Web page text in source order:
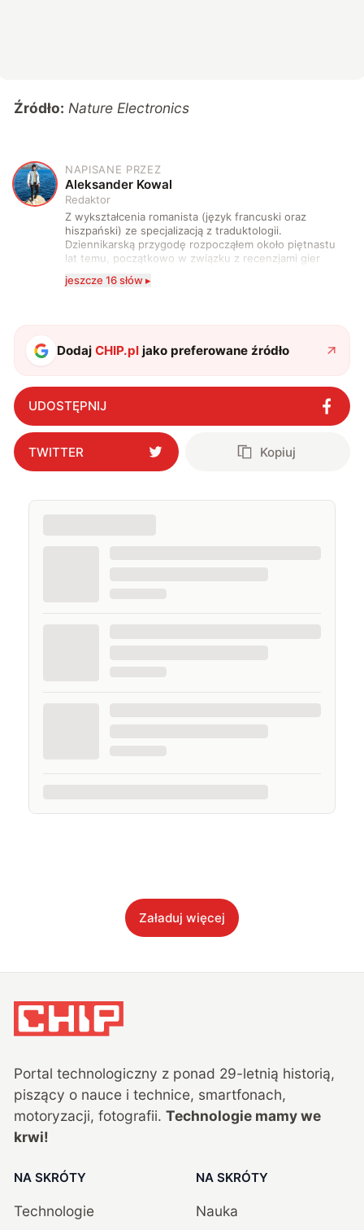
Źródło: Nature Electronics
A
NAPISANE PRZEZ
Aleksander Kowal
Redaktor
Z wykształcenia romanista (język francuski oraz
hiszpański) ze specjalizacją z traduktologii.
Dziennikarską przygodę rozpocząłem około piętnastu
lat temu, początkowo w związku z recenzjami gier
zdecydowanie częściej na tematy związane z nauką
także uprawiać oraz oglądać sport.
jeszcze 16 słów ▸
DodajCHIP.pl jako preferowane źródło
UDOSTĘPNIJ
TWITTER Kopiuj
Załaduj więcej
Portal technologiczny z ponad 29-letnią historią,
piszący o nauce i technice, smartfonach,
motoryzacji, fotografii. Technologie mamy we
krwi!
NA SKRÓTY
Technologie
NA SKRÓTY
Nauka